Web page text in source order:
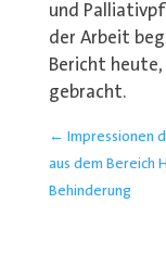
und
der Arbeit
Bericht heute,
gebracht.
← Impressionen
aus dem Bereich
Behinderung